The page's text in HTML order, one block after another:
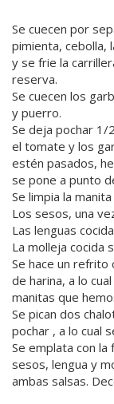
Se cuecen por
pimienta, cebolla,
y se frie la
reserva.
Se cuecen los
y puerro.
Se deja pochar 1/
el tomate y los
estén pasados,
se pone a punto
Se limpia la
Los sesos, una
Las lenguas
La molleja cocida
Se hace un refrito
de harina, a lo
manitas que
Se pican dos
pochar , a lo cual
Se emplata con
sesos, lengua y
ambas salsas.